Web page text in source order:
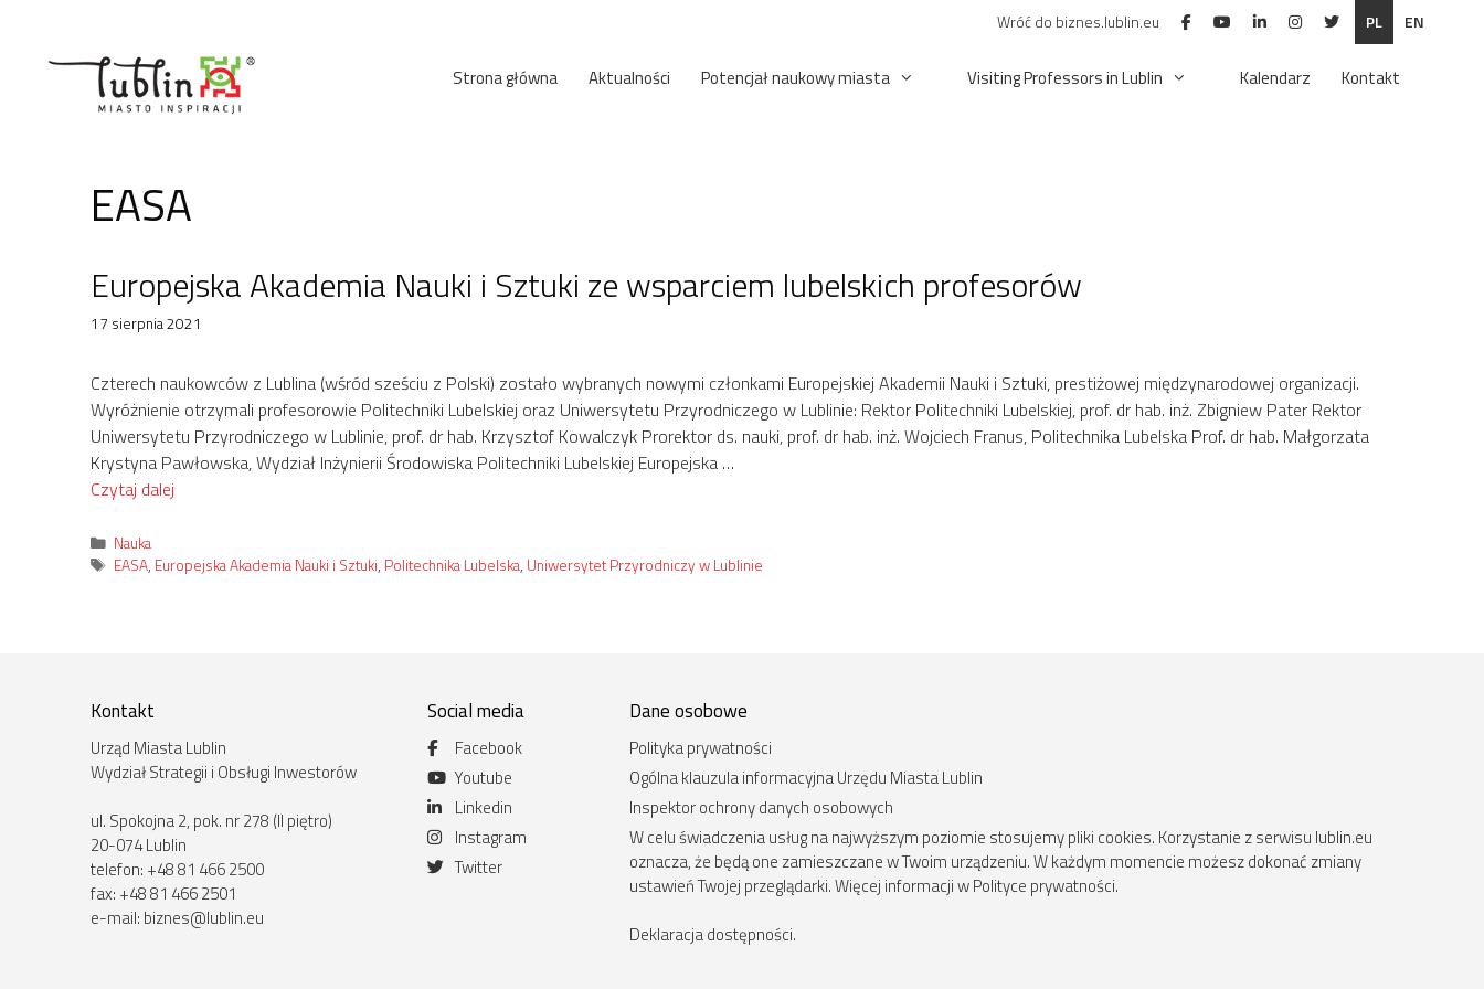
Wróć do biznes.lublin.eu PL EN
Strona główna Aktualności Potencjał naukowy miasta Visiting Professors in Lublin Kalendarz Kontakt
EASA
Europejska Akademia Nauki i Sztuki ze wsparciem lubelskich profesorów
17 sierpnia 2021
Czterech naukowców z Lublina (wśród sześciu z Polski) zostało wybranych nowymi członkami Europejskiej Akademii Nauki i Sztuki, prestiżowej międzynarodowej organizacji.
Wyróżnienie otrzymali profesorowie Politechniki Lubelskiej oraz Uniwersytetu Przyrodniczego w Lublinie: Rektor Politechniki Lubelskiej, prof. dr hab. inż. Zbigniew Pater Rektor
Uniwersytetu Przyrodniczego w Lublinie, prof. dr hab. Krzysztof Kowalczyk Prorektor ds. nauki, prof. dr hab. inż. Wojciech Franus, Politechnika Lubelska Prof. dr hab. Małgorzata
Krystyna Pawłowska, Wydział Inżynierii Środowiska Politechniki Lubelskiej Europejska …
Czytaj dalej
Kategorie
Nauka
Tagi
EASA, Europejska Akademia Nauki i Sztuki, Politechnika Lubelska, Uniwersytet Przyrodniczy w Lublinie
Kontakt
Urząd Miasta Lublin
Wydział Strategii i Obsługi Inwestorów
ul. Spokojna 2, pok. nr 278 (II piętro)
20-074 Lublin
telefon: +48 81 466 2500
fax: +48 81 466 2501
e-mail: biznes@lublin.eu
Social media
Facebook
Youtube
Linkedin
Instagram
Twitter
Dane osobowe
Polityka prywatności
Ogólna klauzula informacyjna Urzędu Miasta Lublin
Inspektor ochrony danych osobowych
W celu świadczenia usług na najwyższym poziomie stosujemy pliki cookies. Korzystanie z serwisu lublin.eu
oznacza, że będą one zamieszczane w Twoim urządzeniu. W każdym momencie możesz dokonać zmiany
ustawień Twojej przeglądarki. Więcej informacji w Polityce prywatności.
Deklaracja dostępności.